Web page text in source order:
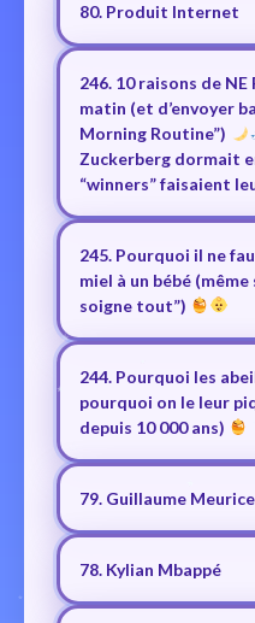
80. Produit Internet
246. 10 raisons de NE
matin (et d’envoyer
Morning Routine”)
Zuckerberg dormait
“winners” faisaient
245. Pourquoi il ne
miel à un bébé
soigne tout”)
244. Pourquoi les
pourquoi on le leur
depuis 10 000 ans)
79. Guillaume Meurice
78. Kylian Mbappé